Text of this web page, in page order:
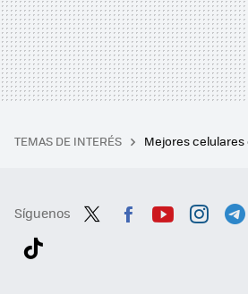
TEMAS DE INTERÉS Mejores
Síguenos